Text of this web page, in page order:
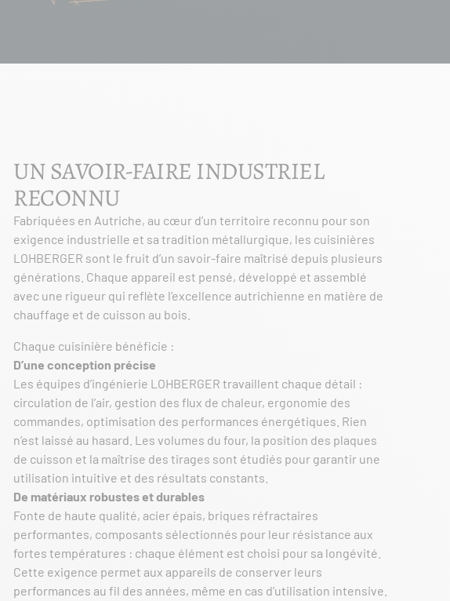
UN SAVOIR-FAIRE INDUSTRIEL
RECONNU
Fabriquées en Autriche, au cœur d’un territoire reconnu pour son
exigence industrielle et sa tradition métallurgique, les cuisinières
LOHBERGER sont le fruit d’un savoir-faire maîtrisé depuis plusieurs
générations. Chaque appareil est pensé, développé et assemblé
avec une rigueur qui reflète l’excellence autrichienne en matière de
chauffage et de cuisson au bois.
Chaque cuisinière bénéficie :
D’une conception précise
Les équipes d’ingénierie LOHBERGER travaillent chaque détail :
circulation de l’air, gestion des flux de chaleur, ergonomie des
commandes, optimisation des performances énergétiques. Rien
n’est laissé au hasard. Les volumes du four, la position des plaques
de cuisson et la maîtrise des tirages sont étudiés pour garantir une
utilisation intuitive et des résultats constants.
De matériaux robustes et durables
Fonte de haute qualité, acier épais, briques réfractaires
performantes, composants sélectionnés pour leur résistance aux
fortes températures : chaque élément est choisi pour sa longévité.
Cette exigence permet aux appareils de conserver leurs
performances au fil des années, même en cas d’utilisation intensive.